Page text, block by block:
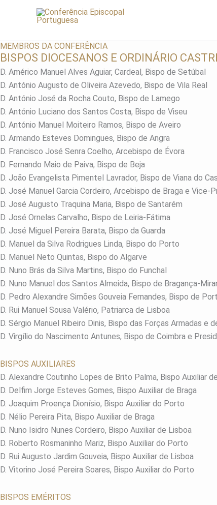
MEMBROS DA CONFERÊNCIA
BISPOS DIOCESANOS E ORDINÁRIO
D. Américo Manuel Alves Aguiar, Cardeal, Bispo de Setúbal
D. António Augusto de Oliveira Azevedo, Bispo de Vila Real
D. António José da Rocha Couto, Bispo de Lamego
D. António Luciano dos Santos Costa, Bispo de Viseu
D. António Manuel Moiteiro Ramos, Bispo de Aveiro
D. Armando Esteves Domingues, Bispo de Angra
D. Francisco José Senra Coelho, Arcebispo de Évora
D. Fernando Maio de Paiva, Bispo de Beja
D. João Evangelista Pimentel Lavrador, Bispo de Viana do
D. José Manuel Garcia Cordeiro, Arcebispo de Braga e Vice-
D. José Augusto Traquina Maria, Bispo de Santarém
D. José Ornelas Carvalho, Bispo de Leiria-Fátima
D. José Miguel Pereira Barata, Bispo da Guarda
D. Manuel da Silva Rodrigues Linda, Bispo do Porto
D. Manuel Neto Quintas, Bispo do Algarve
D. Nuno Brás da Silva Martins, Bispo do Funchal
D. Nuno Manuel dos Santos Almeida, Bispo de Bragança-
D. Pedro Alexandre Simões Gouveia Fernandes, Bispo de
D. Rui Manuel Sousa Valério, Patriarca de Lisboa
D. Sérgio Manuel Ribeiro Dinis, Bispo das Forças Armadas e
D. Virgílio do Nascimento Antunes, Bispo de Coimbra e
BISPOS AUXILIARES
D. Alexandre Coutinho Lopes de Brito Palma, Bispo Auxiliar
D. Delfim Jorge Esteves Gomes, Bispo Auxiliar de Braga
D. Joaquim Proença Dionísio, Bispo Auxiliar do Porto
D. Nélio Pereira Pita, Bispo Auxiliar de Braga
D. Nuno Isidro Nunes Cordeiro, Bispo Auxiliar de Lisboa
D. Roberto Rosmaninho Mariz, Bispo Auxiliar do Porto
D. Rui Augusto Jardim Gouveia, Bispo Auxiliar de Lisboa
D. Vitorino José Pereira Soares, Bispo Auxiliar do Porto
BISPOS EMÉRITOS